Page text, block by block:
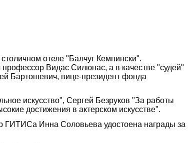
отеле "Балчуг Кемпински".
Видас Силюнас, а в качестве "судей"
Бартошевич, вице-президент фонда
искусство", Сергей Безруков "За работы
достижения в актерском искусстве".
ГИТИСа Инна Соловьева удостоена награды за